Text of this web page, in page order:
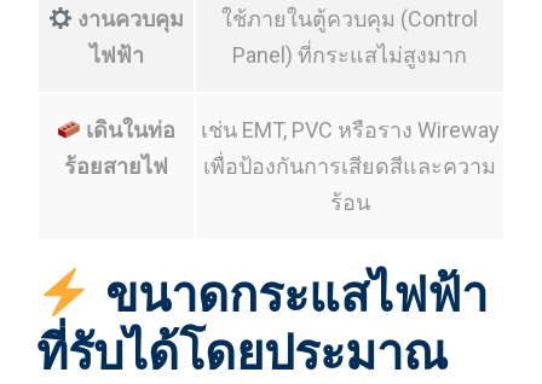
งานควบคุม
ไฟฟ้า
ใช้ภายในตู้ควบคุม (Control
Panel) ที่กระแสไม่สูงมาก
เดินในท่อ
ร้อยสายไฟ
เช่น EMT, PVC หรือราง Wireway
เพื่อป้องกันการเสียดสีและความ
ร้อน
ขนาดกระแสไฟฟ้า
ที่รับได้โดยประมาณ